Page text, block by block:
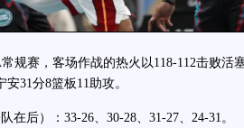
赛，客场作战的热火以118-112击败活
31分8篮板11助攻。
后）：33-26、30-28、31-27、24-31。